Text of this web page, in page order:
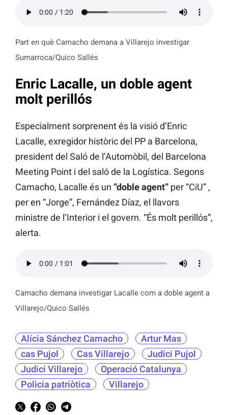
Part en què Camacho demana a Villarejo investigar
Sumarroca/Quico Sallés
Enric Lacalle, un doble agent
molt perillós
Especialment sorprenent és la visió d’Enric
Lacalle, exregidor històric del PP a Barcelona,
president del Saló de l’Automòbil, del Barcelona
Meeting Point i del saló de la Logística. Segons
Camacho, Lacalle és un “doble agent” per “CiU” ,
per en “Jorge”, Fernández Díaz, el llavors
ministre de l’Interior i el govern. “És molt perillós”,
alerta.
Camacho demana investigar Lacalle com a doble agent a
Villarejo/Quico Sallés
Alícia Sánchez Camacho
Artur Mas
cas Pujol
Cas Villarejo
Judici Pujol
Judici Villarejo
Operació Catalunya
Policia patriòtica
Villarejo